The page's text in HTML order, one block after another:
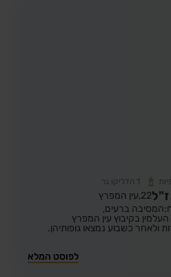
1 הדליקו נר
ז"ל22, עין המפרץ
ברעים,
בקיבוץ עין המפרץ
ולאחר כשבוע נמצאו גופותיהן.
לפוסט המלא